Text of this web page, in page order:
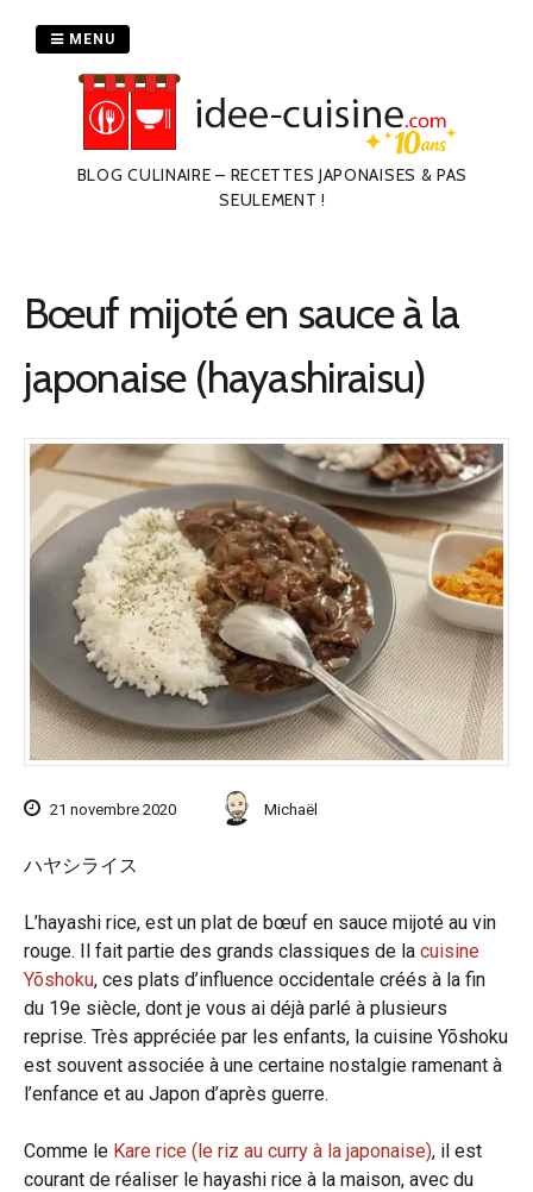
BLOG CULINAIRE – RECETTES JAPONAISES & PAS
SEULEMENT !
MENU
Bœuf mijoté en sauce à la
japonaise (hayashiraisu)
21 novembre 2020 Michaël
ハヤシライス
L’hayashi rice, est un plat de bœuf en sauce mijoté au vin
rouge. Il fait partie des grands classiques de la cuisine
Yõshoku, ces plats d’influence occidentale créés à la fin
du 19e siècle, dont je vous ai déjà parlé à plusieurs
reprise. Très appréciée par les enfants, la cuisine Yõshoku
est souvent associée à une certaine nostalgie ramenant à
l’enfance et au Japon d’après guerre.
Comme le Kare rice (le riz au curry à la japonaise), il est
courant de réaliser le hayashi rice à la maison, avec du